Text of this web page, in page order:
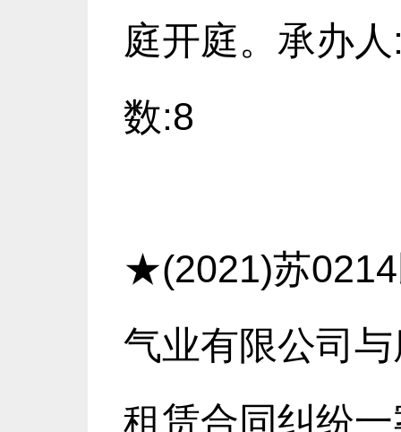
庭开庭。承办
数:8
★(2021)苏
气业有限公司
租赁合同纠纷